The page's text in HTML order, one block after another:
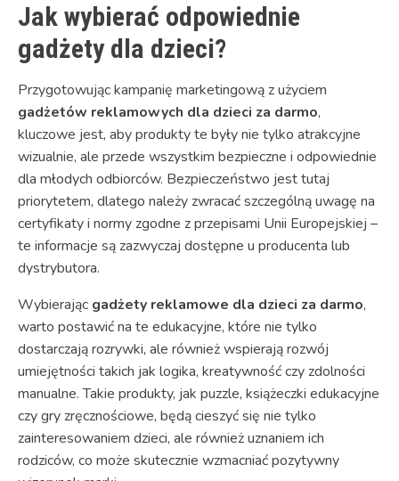
Jak wybierać odpowiednie
gadżety dla dzieci?
Przygotowując kampanię marketingową z użyciem
gadżetów reklamowych dla dzieci za darmo,
kluczowe jest, aby produkty te były nie tylko atrakcyjne
wizualnie, ale przede wszystkim bezpieczne i odpowiednie
dla młodych odbiorców. Bezpieczeństwo jest tutaj
priorytetem, dlatego należy zwracać szczególną uwagę na
certyfikaty i normy zgodne z przepisami Unii Europejskiej –
te informacje są zazwyczaj dostępne u producenta lub
dystrybutora.
Wybierając gadżety reklamowe dla dzieci za darmo,
warto postawić na te edukacyjne, które nie tylko
dostarczają rozrywki, ale również wspierają rozwój
umiejętności takich jak logika, kreatywność czy zdolności
manualne. Takie produkty, jak puzzle, książeczki edukacyjne
czy gry zręcznościowe, będą cieszyć się nie tylko
zainteresowaniem dzieci, ale również uznaniem ich
rodziców, co może skutecznie wzmacniać pozytywny